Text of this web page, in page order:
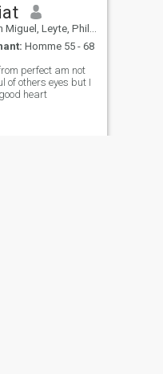
Leyte, Philippines
Homme 55 - 68
perfect am not
of others eyes but I
heart